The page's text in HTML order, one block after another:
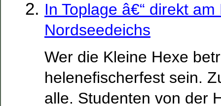
In Toplage â€“ direkt
Nordseedeichs
Wer die Kleine Hexe
helenefischerfest sein.
alle. Studenten von der